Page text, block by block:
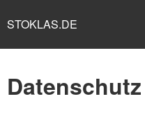
STOKLAS.DE
Datenschutz